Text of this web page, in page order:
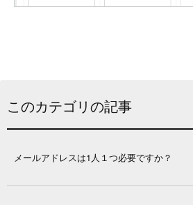
このカテゴリの記事
メールアドレスは1人１つ必要ですか？